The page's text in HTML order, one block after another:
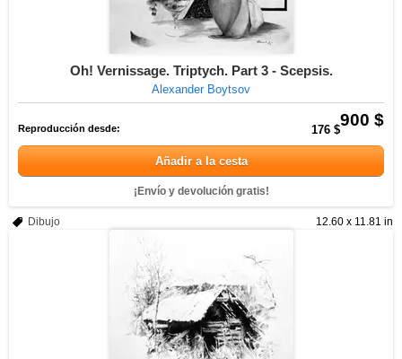
Oh! Vernissage. Triptych. Part 3 - Scepsis.
Alexander Boytsov
900 $
Reproducción desde: 176 $
Añadir a la cesta
¡Envío y devolución gratis!
12.60 x 11.81 in
Dibujo